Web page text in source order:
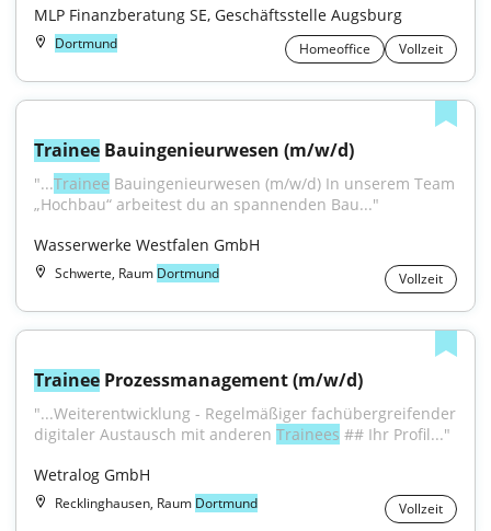
MLP Finanzberatung SE, Geschäftsstelle Augsburg
Dortmund Homeoffice Vollzeit
Trainee Bauingenieurwesen (m/w/d)
"...Trainee Bauingenieurwesen (m/w/d) In unserem Team
„Hochbau“ arbeitest du an spannenden Bau..."
Wasserwerke Westfalen GmbH
Schwerte, Raum Dortmund Vollzeit
Trainee Prozessmanagement (m/w/d)
"...Weiterentwicklung - Regelmäßiger fachübergreifender
digitaler Austausch mit anderen Trainees ## Ihr Profil..."
Wetralog GmbH
Recklinghausen, Raum Dortmund Vollzeit